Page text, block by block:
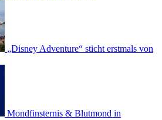
„Disney Adventure“ sticht erstmals von
Mondfinsternis & Blutmond in